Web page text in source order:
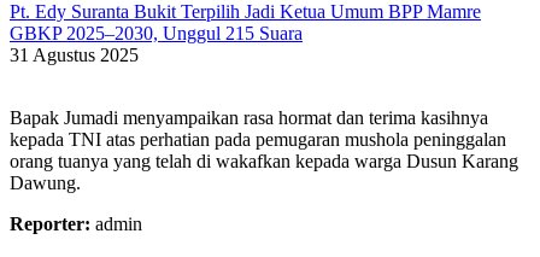
Pt. Edy Suranta Bukit Terpilih Jadi Ketua Umum BPP Mamre
GBKP 2025–2030, Unggul 215 Suara
31 Agustus 2025
Bapak Jumadi menyampaikan rasa hormat dan terima kasihnya
kepada TNI atas perhatian pada pemugaran mushola peninggalan
orang tuanya yang telah di wakafkan kepada warga Dusun Karang
Dawung.
Reporter: admin